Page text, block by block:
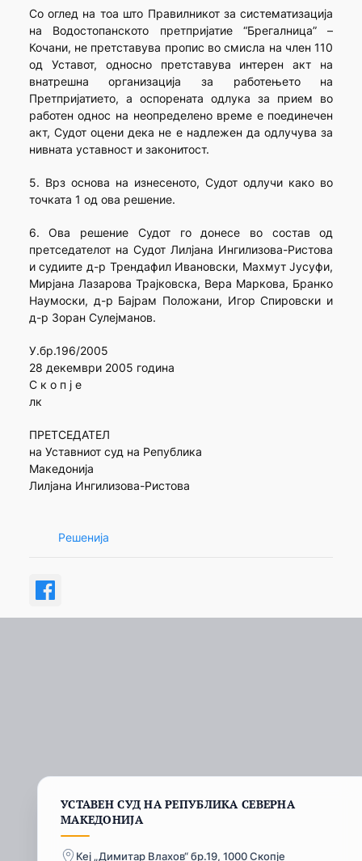
Со оглед на тоа што Правилникот за систематизација
на Водостопанското претпријатие “Брегалница” –
Кочани, не претставува пропис во смисла на член 110
од Уставот, односно претставува интерен акт на
внатрешна организација за работењето на
Претпријатието, а оспорената одлука за прием во
работен однос на неопределено време е поединечен
акт, Судот оцени дека не е надлежен да одлучува за
нивната уставност и законитост.
5. Врз основа на изнесеното, Судот одлучи како во
точката 1 од ова решение.
6. Ова решение Судот го донесе во состав од
претседателот на Судот Лилјана Ингилизова-Ристова
и судиите д-р Трендафил Ивановски, Махмут Јусуфи,
Мирјана Лазарова Трајковска, Вера Маркова, Бранко
Наумоски, д-р Бајрам Положани, Игор Спировски и
д-р Зоран Сулејманов.
У.бр.196/2005
28 декември 2005 година
С к о п ј е
лк
ПРЕТСЕДАТЕЛ
на Уставниот суд на Република
Македонија
Лилјана Ингилизова-Ристова
Решенија
УСТАВЕН СУД НА РЕПУБЛИКА СЕВЕРНА
МАКЕДОНИЈА
Кеј „Димитар Влахов“ бр.19, 1000 Скопје